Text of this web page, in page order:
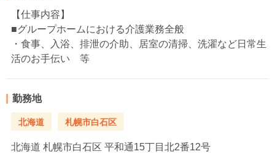
【仕事内容】
■グループホームにおける介護業務全般
・食事、入浴、排泄の介助、居室の清掃、洗濯など日常生
活のお手伝い 等
勤務地
北海道 札幌市白石区
北海道 札幌市白石区 平和通15丁目北2番12号